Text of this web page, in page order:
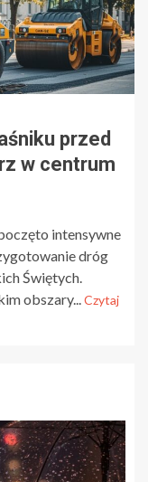
przed
w centrum
intensywne
dróg
Świętych.
obszary...Czytaj